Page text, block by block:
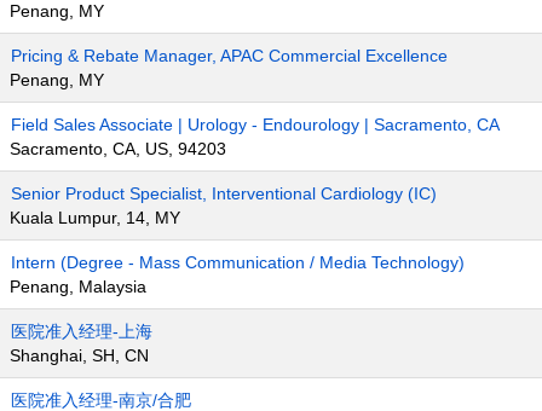
Penang, MY
Pricing & Rebate Manager, APAC Commercial Excellence
Penang, MY
Field Sales Associate | Urology - Endourology | Sacramento, CA
Sacramento, CA, US, 94203
Senior Product Specialist, Interventional Cardiology (IC)
Kuala Lumpur, 14, MY
Intern (Degree - Mass Communication / Media Technology)
Penang, Malaysia
医院准入经理-上海
Shanghai, SH, CN
医院准入经理-南京/合肥